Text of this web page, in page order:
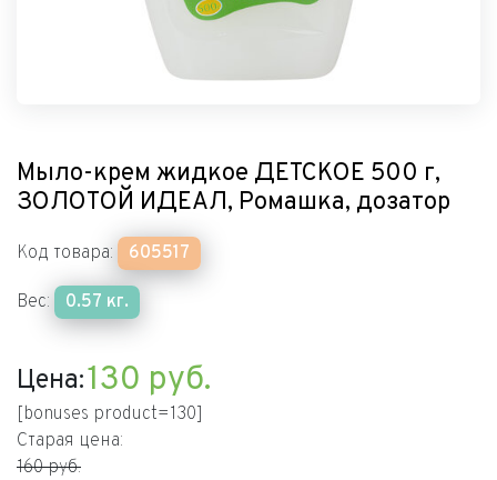
Мыло-крем жидкое ДЕТСКОЕ 500 г,
ЗОЛОТОЙ ИДЕАЛ, Ромашка, дозатор
Код товара: 605517
Вес: 0.57 кг.
Цена:130 руб.
[bonuses product=130]
Старая цена:
160 руб.